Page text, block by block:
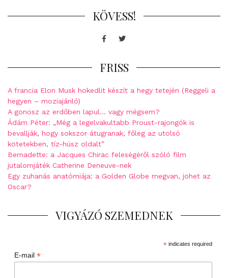
KÖVESS!
FacebookTwitter
FRISS
A francia Elon Musk hokedlit készít a hegy tetején (Reggeli a
hegyen – moziajánló)
A gonosz az erdőben lapul… vagy mégsem?
Ádám Péter: „Még a legelvakultabb Proust-rajongók is
bevallják, hogy sokszor átugranak, főleg az utolsó
kötetekben, tíz-húsz oldalt”
Bernadette: a Jacques Chirac feleségéről szóló film
jutalomjáték Catherine Deneuve-nek
Egy zuhanás anatómiája: a Golden Globe megvan, jöhet az
Oscar?
VIGYÁZÓ SZEMEDNEK
*indicates required
E-mail *